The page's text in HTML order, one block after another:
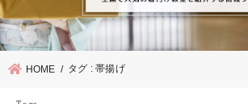
HOME タグ : 帯揚げ